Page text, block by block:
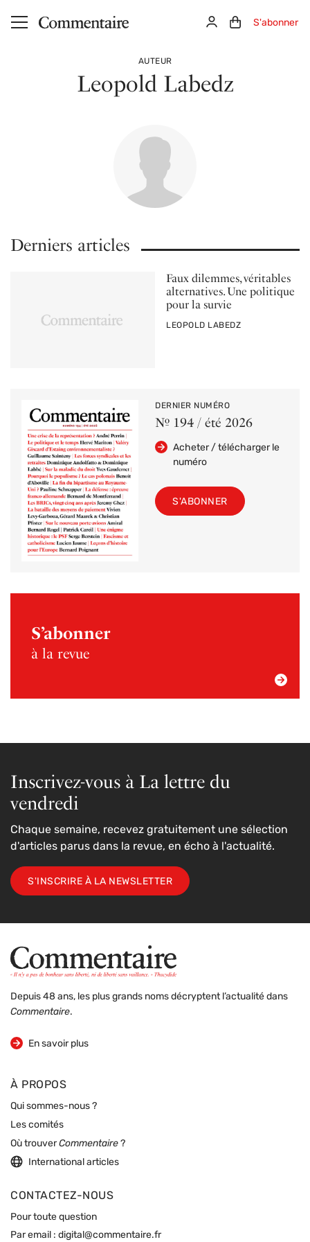
Aller au contenu principal ConnexionPanier (0)
S'abonner
AUTEUR
Leopold Labedz
Derniers articles
Faux dilemmes, véritables
alternatives. Une politique
pour la survie
PAR
LEOPOLD LABEDZ
DERNIER NUMÉRO
Nº 194 / été 2026
Acheter / télécharger le
numéro
S'ABONNER
S’abonner
à la revue
Inscrivez-vous à La lettre du
vendredi
Chaque semaine, recevez gratuitement une sélection
d'articles parus dans la revue, en écho à l'actualité.
S'INSCRIRE À LA NEWSLETTER
Depuis 48 ans, les plus grands noms décryptent l’actualité dans
Commentaire.
En savoir plus
sur la revue
À PROPOS
Qui sommes-nous ?
Les comités
Où trouverCommentaire ?
International articles
CONTACTEZ-NOUS
Pour toute question
Par email : digital@commentaire.fr